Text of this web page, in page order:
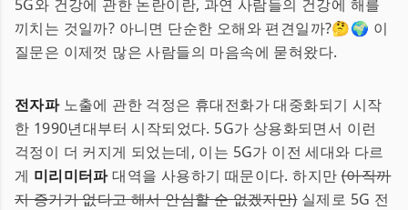
5G와 건강에 관한 논란이란, 과연 사람들의 건강에 해를
끼치는 것일까? 아니면 단순한 오해와 편견일까?🤔🌍 이
질문은 이제껏 많은 사람들의 마음속에 묻혀왔다.
전자파노출에 관한 걱정은 휴대전화가 대중화되기 시작
한 1990년대부터 시작되었다. 5G가 상용화되면서 이런
걱정이 더 커지게 되었는데, 이는 5G가 이전 세대와 다르
게 미리미터파대역을 사용하기 때문이다. 하지만(아직까
지 증거가 없다고 해서 안심할 순 없겠지만)실제로 5G 전